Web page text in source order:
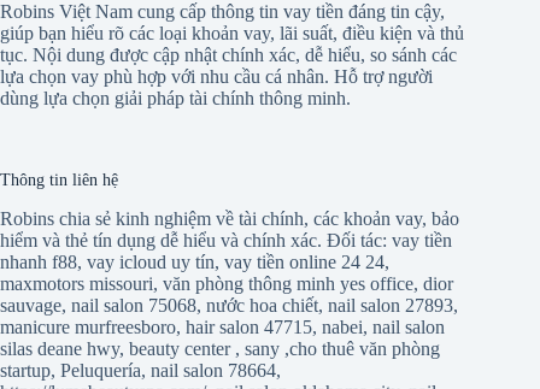
Robins Việt Nam cung cấp thông tin vay tiền đáng tin cậy,
giúp bạn hiểu rõ các loại khoản vay, lãi suất, điều kiện và thủ
tục. Nội dung được cập nhật chính xác, dễ hiểu, so sánh các
lựa chọn vay phù hợp với nhu cầu cá nhân. Hỗ trợ người
dùng lựa chọn giải pháp tài chính thông minh.
Thông tin liên hệ
Robins chia sẻ kinh nghiệm về tài chính, các khoản vay, bảo
hiểm và thẻ tín dụng dễ hiểu và chính xác. Đối tác: vay tiền
nhanh f88, vay icloud uy tín, vay tiền online 24 24,
maxmotors missouri, văn phòng thông minh yes office, dior
sauvage, nail salon 75068, nước hoa chiết, nail salon 27893,
manicure murfreesboro, hair salon 47715, nabei, nail salon
silas deane hwy, beauty center, sany ,cho thuê văn phòng
startup, Peluquería, nail salon 78664,